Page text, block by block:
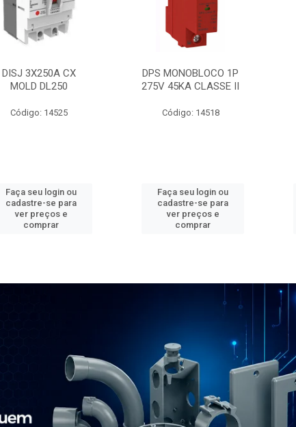
DISJ 3X250A CX
MOLD DL250
Código: 14525
Faça seu login ou
cadastre-se para
ver preços e
comprar
DPS MONOBLOCO 1P
275V 45KA CLASSE II
Código: 14518
Faça seu login ou
cadastre-se para
ver preços e
comprar